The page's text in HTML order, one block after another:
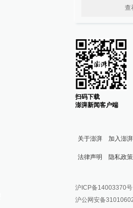
查
扫码下载
澎湃新闻客户端
关于澎湃 加入澎湃
法律声明 隐私政策
澎湃
澎湃
报料邮箱:
沪ICP备14003370号
沪公网安备